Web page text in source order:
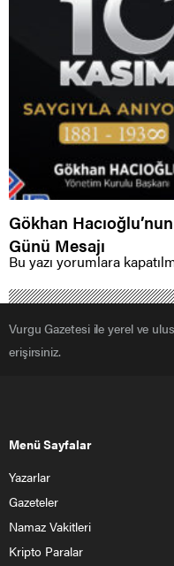
Gökhan
Günü Mesajı
Bu yazı yorumlara
Vurgu Gazetesi ile yerel ve
erişirsiniz.
Menü Sayfalar
Yazarlar
Gazeteler
Namaz Vakitleri
Kripto Paralar